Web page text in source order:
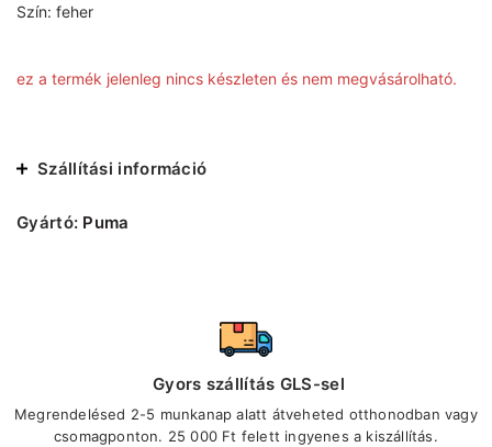
Szín: feher
ez a termék jelenleg nincs készleten és nem megvásárolható.
Szállítási információ
Gyártó: Puma
Gyors szállítás GLS-sel
Megrendelésed 2-5 munkanap alatt átveheted otthonodban vagy
csomagponton. 25 000 Ft felett ingyenes a kiszállítás.